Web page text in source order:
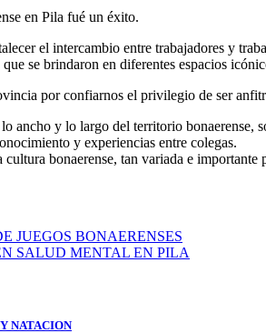
en Pila fué un éxito.
el intercambio entre trabajadores y
se brindaron en diferentes espacios
por confiarnos el privilegio de ser
ancho y lo largo del territorio bonaerense,
y experiencias entre colegas.
bonaerense, tan variada e importante
JUEGOS BONAERENSES
SALUD MENTAL EN PILA
NATACION